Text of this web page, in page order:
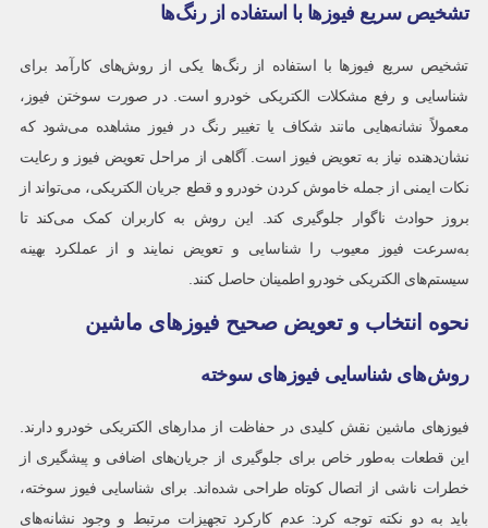
تشخیص سریع فیوزها با استفاده از رنگ‌ها
تشخیص سریع فیوزها با استفاده از رنگ‌ها یکی از روش‌های کارآمد برای
شناسایی و رفع مشکلات الکتریکی خودرو است. در صورت سوختن فیوز،
معمولاً نشانه‌هایی مانند شکاف یا تغییر رنگ در فیوز مشاهده می‌شود که
نشان‌دهنده نیاز به تعویض فیوز است. آگاهی از مراحل تعویض فیوز و رعایت
نکات ایمنی از جمله خاموش کردن خودرو و قطع جریان الکتریکی، می‌تواند از
بروز حوادث ناگوار جلوگیری کند. این روش به کاربران کمک می‌کند تا
به‌سرعت فیوز معیوب را شناسایی و تعویض نمایند و از عملکرد بهینه
سیستم‌های الکتریکی خودرو اطمینان حاصل کنند.
نحوه انتخاب و تعویض صحیح فیوزهای ماشین
روش‌های شناسایی فیوزهای سوخته
فیوزهای ماشین نقش کلیدی در حفاظت از مدارهای الکتریکی خودرو دارند.
این قطعات به‌طور خاص برای جلوگیری از جریان‌های اضافی و پیشگیری از
خطرات ناشی از اتصال کوتاه طراحی شده‌اند. برای شناسایی فیوز سوخته،
باید به دو نکته توجه کرد: عدم کارکرد تجهیزات مرتبط و وجود نشانه‌های